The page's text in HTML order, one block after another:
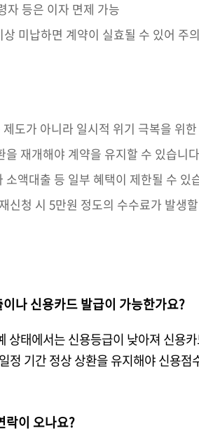
자 등은 이자 면제 가능
미납하면 계약이 실효될 수 있어 주
도가 아니라 일시적 위기 극복을 위
을 재개해야 계약을 유지할 수 있습니
소액대출 등 일부 혜택이 제한될 수 있
신청 시 5만원 정도의 수수료가 발생
나 신용카드 발급이 가능한가요?
상태에서는 신용등급이 낮아져 신용
정 기간 정상 상환을 유지해야 신용
락이 오나요?